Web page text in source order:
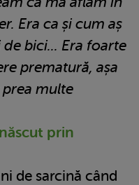
Era ca și cum aș
bici... Era foarte
prematură, așa
multe
prin
de sarcină când